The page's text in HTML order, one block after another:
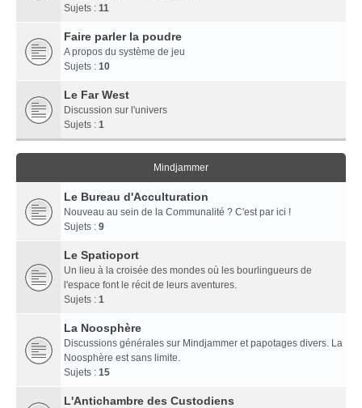
Sujets : 11
Faire parler la poudre
A propos du système de jeu
Sujets : 10
Le Far West
Discussion sur l'univers
Sujets : 1
Mindjammer
Le Bureau d'Acculturation
Nouveau au sein de la Communalité ? C'est par ici !
Sujets : 9
Le Spatioport
Un lieu à la croisée des mondes où les bourlingueurs de
l'espace font le récit de leurs aventures.
Sujets : 1
La Noosphère
Discussions générales sur Mindjammer et papotages divers. La
Noosphère est sans limite.
Sujets : 15
L'Antichambre des Custodiens